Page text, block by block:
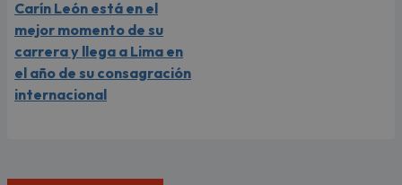
Carín León está en el
mejor momento de su
carrera y llega a Lima en
el año de su consagración
internacional